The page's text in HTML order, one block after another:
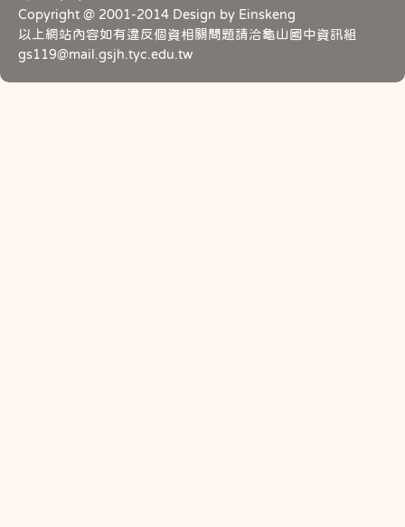
Copyright @ 2001-2014 Design by Einskeng
以上網站內容如有違反個資相關問題請洽龜山國中資訊組
gs119@mail.gsjh.tyc.edu.tw